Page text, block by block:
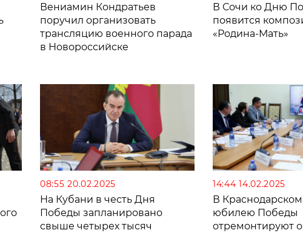
Вениамин Кондратьев
поручил организовать
трансляцию военного парада
в Новороссийске
В Сочи ко Дню
появится
«Родина-Мать»
08:55 20.02.2025
На Кубани в честь Дня
Победы запланировано
свыше четырех тысяч
14:44 14.02.2025
В
юбилею Победы
отремонтируют